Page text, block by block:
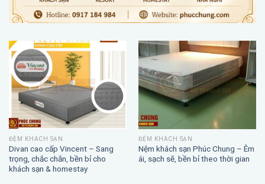
ĐỆM KHÁCH SẠN
Divan cao cấp Vincent – Sang
trọng, chắc chắn, bền bỉ cho
khách sạn & homestay
ĐỆM KHÁCH SẠN
Nệm khách sạn Phúc Chung – Êm
ái, sạch sẽ, bền bỉ theo thời gian